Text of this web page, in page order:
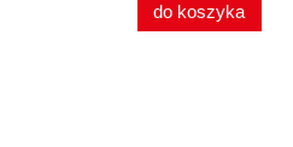
do koszyka